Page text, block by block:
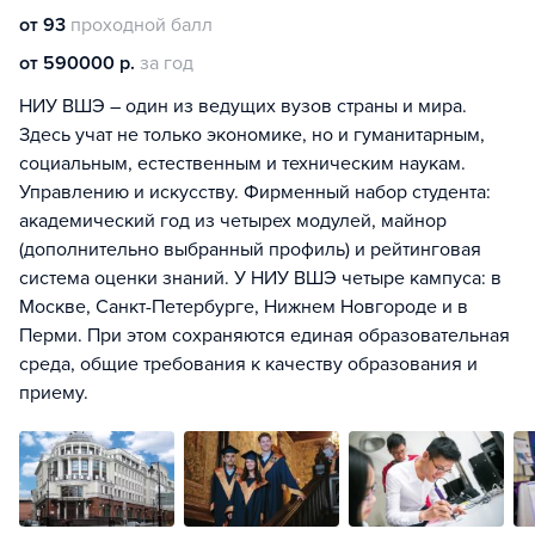
от 93 проходной балл
от 590000 р. за год
НИУ ВШЭ – один из ведущих вузов страны и мира.
Здесь учат не только экономике, но и гуманитарным,
социальным, естественным и техническим наукам.
Управлению и искусству. Фирменный набор студента:
академический год из четырех модулей, майнор
(дополнительно выбранный профиль) и рейтинговая
система оценки знаний. У НИУ ВШЭ четыре кампуса: в
Москве, Санкт-Петербурге, Нижнем Новгороде и в
Перми. При этом сохраняются единая образовательная
среда, общие требования к качеству образования и
приему.